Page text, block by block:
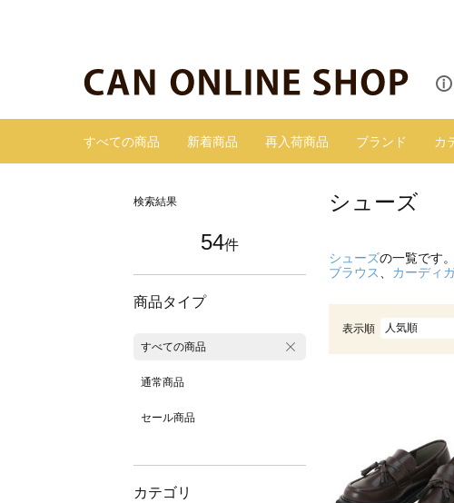
すべての商品 新着商品 再入荷商品 ブランド カ
検索結果
54件
商品タイプ
すべての商品
通常商品
セール商品
カテゴリ
シューズ
シューズの一覧です。
ブラウス
カーディ
表示順 人気順